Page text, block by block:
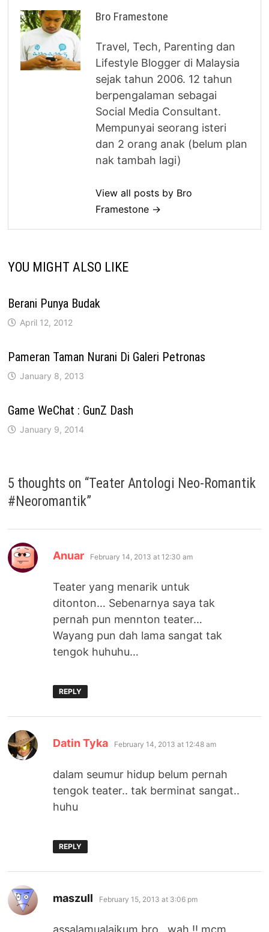
Bro Framestone
Travel, Tech, Parenting dan
Lifestyle Blogger di Malaysia
sejak tahun 2006. 12 tahun
berpengalaman sebagai
Social Media Consultant.
Mempunyai seorang isteri
dan 2 orang anak (belum plan
nak tambah lagi)
View all posts by Bro
Framestone →
YOU MIGHT ALSO LIKE
Berani Punya Budak
April 12, 2012
Pameran Taman Nurani Di Galeri Petronas
January 8, 2013
Game WeChat : GunZ Dash
January 9, 2014
5 thoughts on “Teater Antologi Neo-Romantik
#Neoromantik”
Anuar says:
February 14, 2013 at 12:30 am
Teater yang menarik untuk
ditonton… Sebenarnya saya tak
pernah pun mennton teater…
Wayang pun dah lama sangat tak
tengok huhuhu…
REPLY
Datin Tyka says:
February 14, 2013 at 12:48 am
dalam seumur hidup belum pernah
tengok teater.. tak berminat sangat..
huhu
REPLY
maszull says:
February 15, 2013 at 3:06 pm